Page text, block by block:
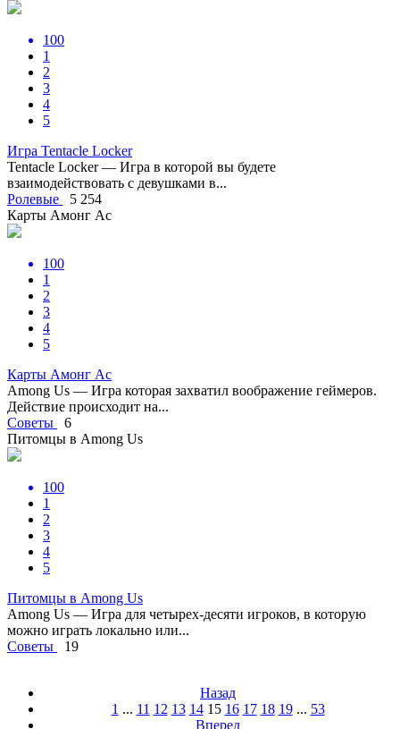
100
1
2
3
4
5
Игра Tentacle Locker
Tentacle Locker — Игра в которой вы будете
взаимодействовать с девушками в...
Ролевые
5 254
Карты Амонг Ас
100
1
2
3
4
5
Карты Амонг Ас
Among Us — Игра которая захватил воображение геймеров.
Действие происходит на...
Советы
6
Питомцы в Among Us
100
1
2
3
4
5
Питомцы в Among Us
Among Us — Игра для четырех-десяти игроков, в которую
можно играть локально или...
Советы
19
Назад
1 ... 11 12 13 14 15 16 17 18 19 ... 53
Вперед